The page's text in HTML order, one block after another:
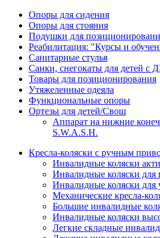
Опоры для сидения
Опоры для стояния
Подушки для
Реабилитация: "Курсы и
Санитарные стулья
Санки, снегокаты для детей с
Товары для позиционирования
Утяжеленные одеяла
Функциональные опоры
Ортезы для детей/Свош
Аппарат на нижние
S.W.A.S.H.
Кресла-коляски с ручным
Инвалидные коляски
Инвалидные коляски для
Инвалидные коляски для
Механические кресла-
Большие инвалидные
Инвалидные коляски
Легкие складные